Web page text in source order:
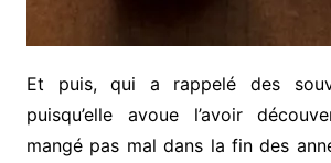
Et puis, qui a rappelé des
puisqu’elle avoue l’avoir
mangé pas mal dans la fin des